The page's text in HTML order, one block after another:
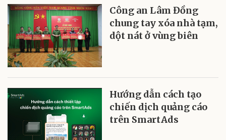
Công an Lâm Đồng
chung tay xóa nhà tạm,
dột nát ở vùng biên
Hướng dẫn cách tạo
chiến dịch quảng cáo
trên SmartAds